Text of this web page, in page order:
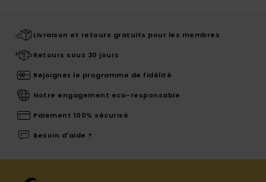
Livraison et retours gratuits pour les membres
Retours sous 30 jours
Rejoignez le programme de fidélité
Notre engagement eco-responsable
Paiement 100% sécurisé
Besoin d'aide ?